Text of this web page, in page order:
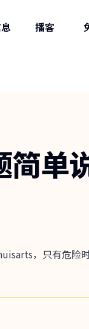
播客
单
，只有危险